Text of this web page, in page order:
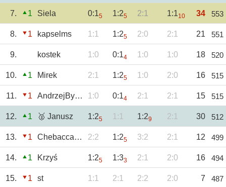
7. 1 Siela 0:15 1:25 2:1 1:110 34 553
8. 1 kapselms 1:1 1:25 2:0 2:1 21 551
9. kostek 1:0 0:14 1:0 1:0 18 520
10. 1 Mirek 2:1 1:25 1:0 2:0 16 515
11. 1 AndrzejBystrzyc 1:0 0:14 2:1 2:1 15 515
12. 1 🥈 Janusz 1:25 1:1 1:29 2:1 30 512
13. 1 Chebacca2021 2:2 1:25 3:2 2:1 12 499
14. 1 Krzyś 1:25 1:33 2:1 2:0 16 494
15. 1 st 1:1 2:1 2:2 2:0 7 487